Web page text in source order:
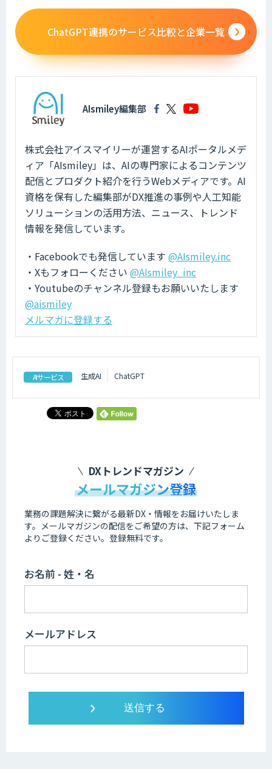
ChatGPT連携のサービス比較と企業一覧
AIsmiley編集部
株式会社アイスマイリーが運営するAIポータルメデ
ィア「AIsmiley」は、AIの専門家によるコンテンツ
配信とプロダクト紹介を行うWebメディアです。AI
資格を保有した編集部がDX推進の事例や人工知能
ソリューションの活用方法、ニュース、トレンド
情報を発信しています。
・Facebookでも発信しています @AIsmiley.inc
・Xもフォローください @AIsmiley_inc
・Youtubeのチャンネル登録もお願いいたします
@aismiley
メルマガに登録する
AIサービス 生成AI ChatGPT
DXトレンドマガジン
メールマガジン登録
業務の課題解決に繋がる最新DX・情報をお届けいたしま
す。 メールマガジンの配信をご希望の方は、下記フォーム
よりご登録ください。登録無料です。
お名前 - 姓・名
メールアドレス